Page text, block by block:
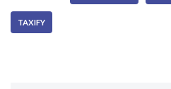
TAXIFY